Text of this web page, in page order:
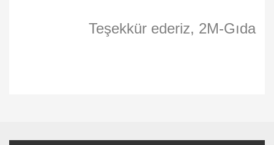
Teşekkür ederiz, 2M-Gıda